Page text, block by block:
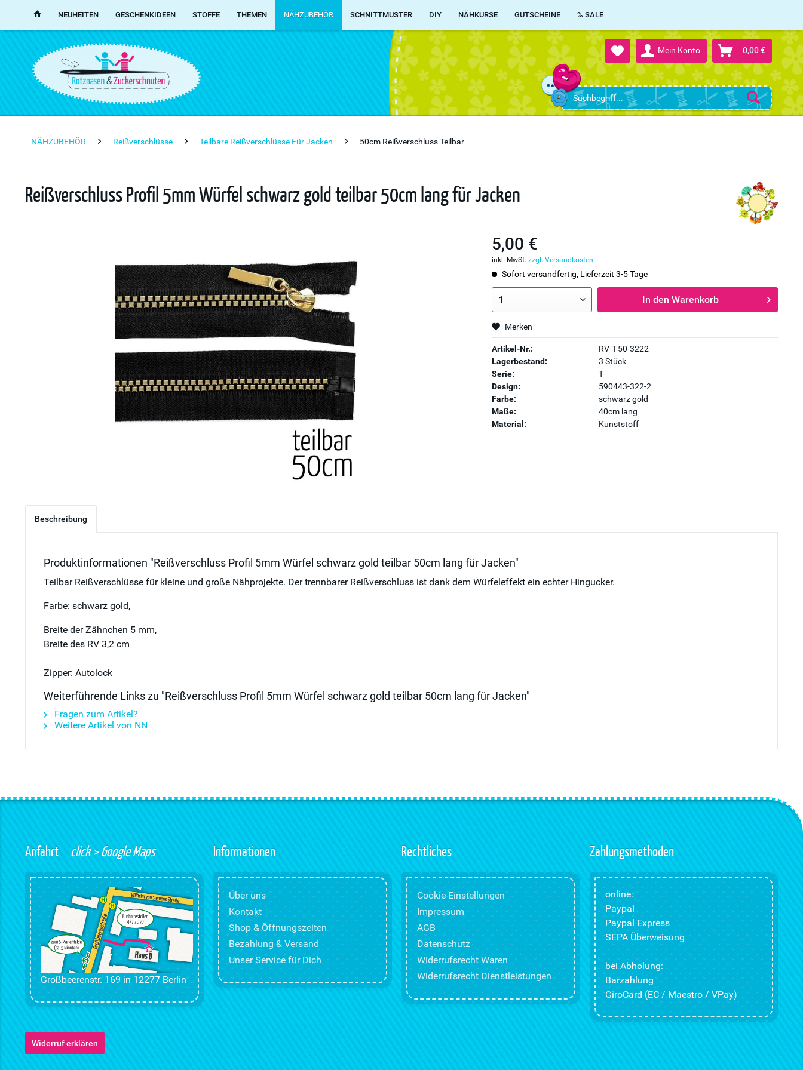
Mein Konto 0,00 €
NEUHEITEN GESCHENKIDEEN STOFFE THEMEN NÄHZUBEHÖR SCHNITTMUSTER DIY NÄHKURSE GUTSCHEINE % SALE
NÄHZUBEHÖR Reißverschlüsse Teilbare Reißverschlüsse Für Jacken 50cm Reißverschluss Teilbar
Reißverschluss Profil 5mm Würfel schwarz gold teilbar 50cm lang für Jacken
5,00 €
inkl. MwSt.zzgl. Versandkosten
Sofort versandfertig, Lieferzeit 3-5 Tage
In den Warenkorb
Merken
Artikel-Nr.:
RV-T-50-3222
Lagerbestand:
3 Stück
Serie:
T
Design:
590443-322-2
Farbe:
schwarz gold
Maße:
40cm lang
Material:
Kunststoff
Beschreibung
Produktinformationen "Reißverschluss Profil 5mm Würfel schwarz gold teilbar 50cm lang für Jacken"
Teilbar Reißverschlüsse für kleine und große Nähprojekte. Der trennbarer Reißverschluss ist dank dem Würfeleffekt ein echter Hingucker.
Farbe: schwarz gold,
Breite der Zähnchen 5 mm,
Breite des RV 3,2 cm
Zipper: Autolock
Weiterführende Links zu "Reißverschluss Profil 5mm Würfel schwarz gold teilbar 50cm lang für Jacken"
Fragen zum Artikel?
Weitere Artikel von NN
Anfahrt click > Google Maps
Großbeerenstr. 169 in 12277 Berlin
Informationen
Über uns
Kontakt
Shop & Öffnungszeiten
Bezahlung & Versand
Unser Service für Dich
Rechtliches
Cookie-Einstellungen
Impressum
AGB
Datenschutz
Widerrufsrecht Waren
Widerrufsrecht Dienstleistungen
Zahlungsmethoden
online:
Paypal
Paypal Express
SEPA Überweisung
bei Abholung:
Barzahlung
GiroCard (EC / Maestro / VPay)
Widerruf erklären